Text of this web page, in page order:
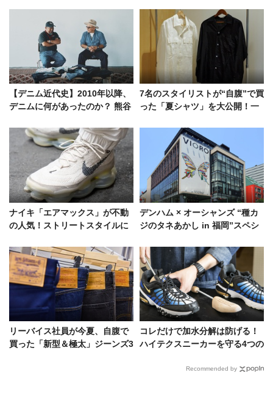
【デニム近代史】2010年以降、
デニムに何があったのか？ 熊谷
7名のスタイリストが“自腹”で買
った「夏シャツ」を大公開！一
ナイキ「エアマックス」が不動
の人気！ストリートスタイルに
デンハム × オーシャンズ “種カ
ジのタネあかし in 福岡”スペシ
リーバイス社員が今夏、自腹で
買った「新型＆極太」ジーンズ3
コレだけで加水分解は防げる！
ハイテクスニーカーを守る4つの
Recommended by